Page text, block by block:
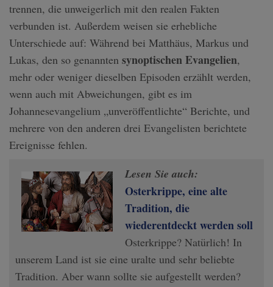
trennen, die unweigerlich mit den realen Fakten
verbunden ist. Außerdem weisen sie erhebliche
Unterschiede auf: Während bei Matthäus, Markus und
Lukas, den so genannten synoptischen Evangelien,
mehr oder weniger dieselben Episoden erzählt werden,
wenn auch mit Abweichungen, gibt es im
Johannesevangelium „unveröffentlichte“ Berichte, und
mehrere von den anderen drei Evangelisten berichtete
Ereignisse fehlen.
Lesen Sie auch:
Osterkrippe, eine alte
Tradition, die
wiederentdeckt werden soll
Osterkrippe? Natürlich! In
unserem Land ist sie eine uralte und sehr beliebte
Tradition. Aber wann sollte sie aufgestellt werden?